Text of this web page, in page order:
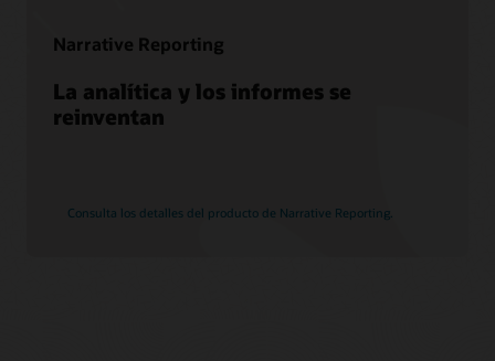
Narrative Reporting
La analítica y los informes se
reinventan
Consulta los detalles del producto de Narrative Reporting.